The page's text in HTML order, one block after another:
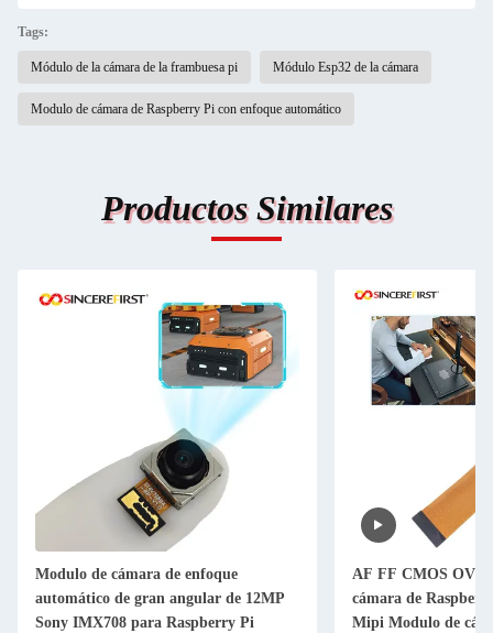
Tags:
Módulo de la cámara de la frambuesa pi Módulo Esp32 de la cámara
Modulo de cámara de Raspberry Pi con enfoque automático
Productos Similares
Modulo de cámara de enfoque
automático de gran angular de 12MP
Sony IMX708 para Raspberry Pi
AF FF CMOS
cámara de
Mipi Modulo de